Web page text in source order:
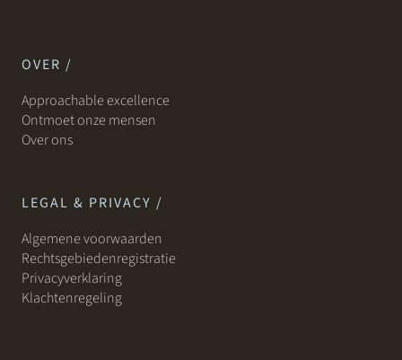
OVER /
Approachable excellence
Ontmoet onze mensen
Over ons
LEGAL & PRIVACY /
Algemene voorwaarden
Rechtsgebiedenregistratie
Privacyverklaring
Klachtenregeling